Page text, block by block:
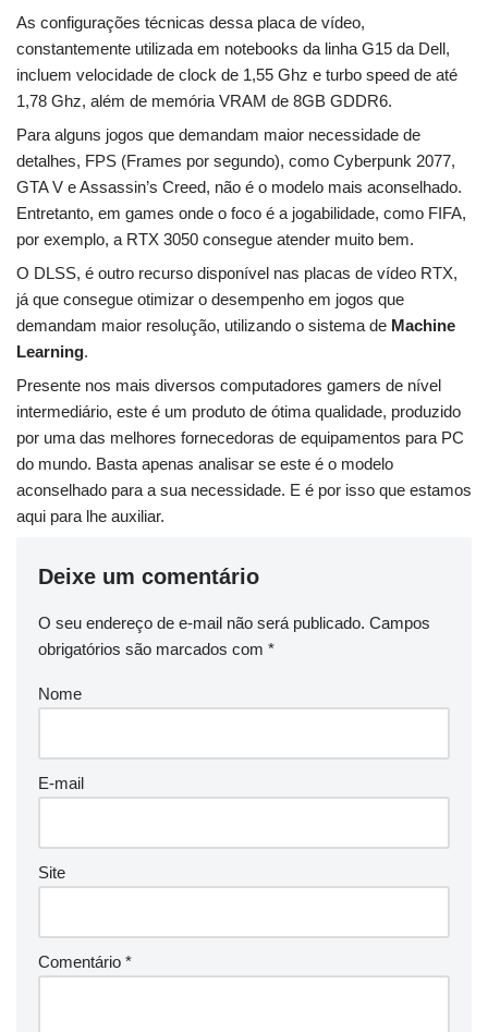
As configurações técnicas dessa placa de vídeo,
constantemente utilizada em notebooks da linha G15 da Dell,
incluem velocidade de clock de 1,55 Ghz e turbo speed de até
1,78 Ghz, além de memória VRAM de 8GB GDDR6.
Para alguns jogos que demandam maior necessidade de
detalhes, FPS (Frames por segundo), como Cyberpunk 2077,
GTA V e Assassin’s Creed, não é o modelo mais aconselhado.
Entretanto, em games onde o foco é a jogabilidade, como FIFA,
por exemplo, a RTX 3050 consegue atender muito bem.
O DLSS, é outro recurso disponível nas placas de vídeo RTX,
já que consegue otimizar o desempenho em jogos que
demandam maior resolução, utilizando o sistema de Machine
Learning.
Presente nos mais diversos computadores gamers de nível
intermediário, este é um produto de ótima qualidade, produzido
por uma das melhores fornecedoras de equipamentos para PC
do mundo. Basta apenas analisar se este é o modelo
aconselhado para a sua necessidade. E é por isso que estamos
aqui para lhe auxiliar.
Deixe um comentário
O seu endereço de e-mail não será publicado. Campos
obrigatórios são marcados com *
Nome
E-mail
Site
Comentário *